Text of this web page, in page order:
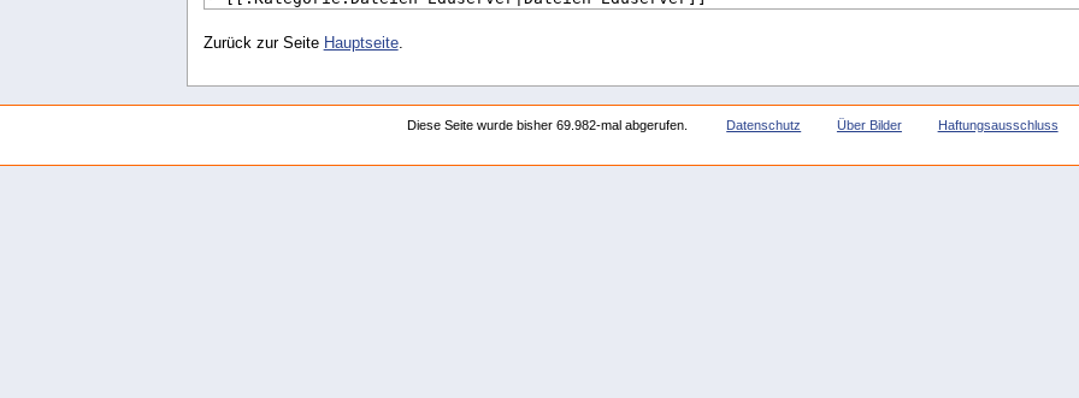
Zurück zur Seite Hauptseite.
Diese Seite wurde bisher 69.982-mal abgerufen. Datenschutz Über Bilder Haftungsausschluss